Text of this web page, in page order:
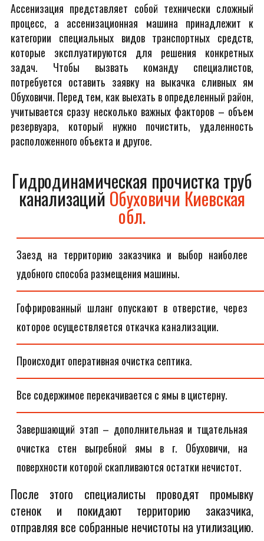
Ассенизация представляет собой технически сложный
процесс, а ассенизационная машина принадлежит к
категории специальных видов транспортных средств,
которые эксплуатируются для решения конкретных
задач. Чтобы вызвать команду специалистов,
потребуется оставить заявку на выкачка сливных ям
Обуховичи. Перед тем, как выехать в определенный район,
учитывается сразу несколько важных факторов – объем
резервуара, который нужно почистить, удаленность
расположенного объекта и другое.
Гидродинамическая прочистка труб
канализаций Обуховичи Киевская
обл.
Заезд на территорию заказчика и выбор наиболее
удобного способа размещения машины.
Гофрированный шланг опускают в отверстие, через
которое осуществляется откачка канализации.
Происходит оперативная очистка септика.
Все содержимое перекачивается с ямы в цистерну.
Завершающий этап – дополнительная и тщательная
очистка стен выгребной ямы в г. Обуховичи, на
поверхности которой скапливаются остатки нечистот.
После этого специалисты проводят промывку
стенок и покидают территорию заказчика,
отправляя все собранные нечистоты на утилизацию.